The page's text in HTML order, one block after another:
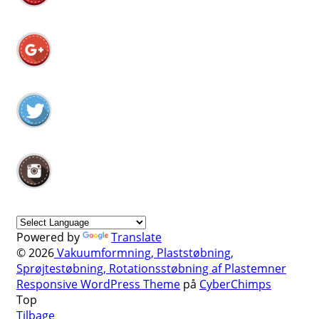
Powered by
Translate
© 2026Vakuumformning, Plaststøbning,
Sprøjtestøbning, Rotationsstøbning af Plastemner
Responsive WordPress Theme på CyberChimps
Top
Tilbage